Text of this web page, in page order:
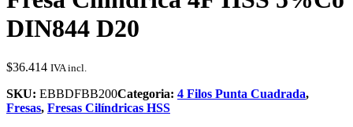
DIN844 D20
$36.414 IVA incl.
SKU: EBBDFBB200Categoria: 4 Filos Punta Cuadrada,
Fresas, Fresas Cilíndricas HSS